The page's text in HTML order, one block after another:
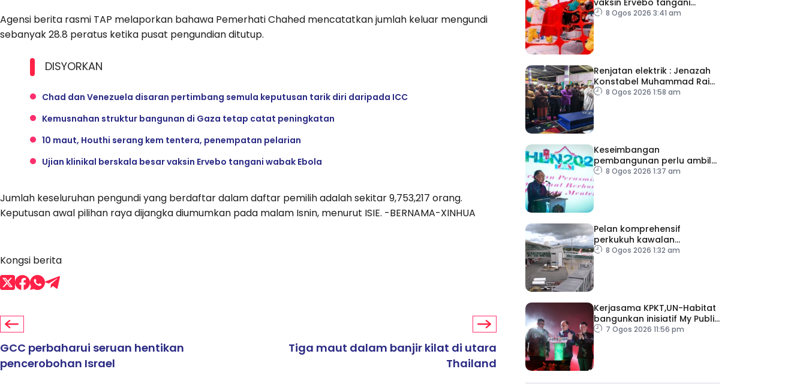
Agensi berita rasmi TAP melaporkan bahawa Pemerhati Chahed mencatatkan jumlah keluar mengundi
sebanyak 28.8 peratus ketika pusat pengundian ditutup.
DISYORKAN
Chad dan Venezuela disaran pertimbang semula keputusan tarik diri daripada ICC
Kemusnahan struktur bangunan di Gaza tetap catat peningkatan
10 maut, Houthi serang kem tentera, penempatan pelarian
Ujian klinikal berskala besar vaksin Ervebo tangani wabak Ebola
Jumlah keseluruhan pengundi yang berdaftar dalam daftar pemilih adalah sekitar 9,753,217 orang.
Keputusan awal pilihan raya dijangka diumumkan pada malam Isnin, menurut ISIE. -BERNAMA-XINHUA
Kongsi berita
GCC perbaharui seruan hentikan
pencerobohan Israel
Tiga maut dalam banjir kilat di utara
Thailand
wabak Ebola
8 Ogos 2026 3:41 am
Renjatan elektrik : Jenazah
Konstabel Muhammad Raimi
selamat dikebumikan
8 Ogos 2026 1:58 am
Keseimbangan
pembangunan perlu ambil
kira lokasi tumpuan
8 Ogos 2026 1:37 am
Pelan komprehensif
perkukuh kawalan
keselamatan di semua
8 Ogos 2026 1:32 am
Kerjasama KPKT,UN-Habitat
bangunkan inisiatif My Public
Space7 Ogos 2026 11:56 pm